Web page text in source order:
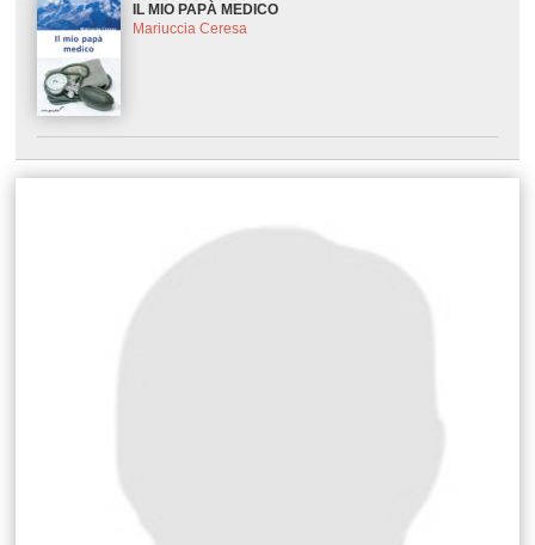
IL MIO PAPÀ MEDICO
Mariuccia Ceresa